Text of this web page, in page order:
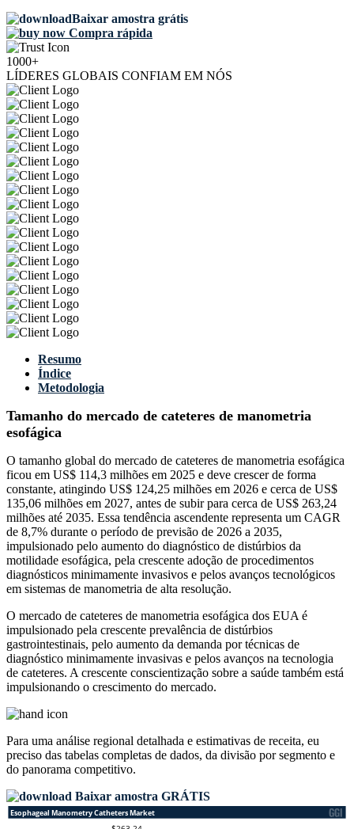
Baixar amostra grátis
Compra rápida
1000+
LÍDERES GLOBAIS CONFIAM EM NÓS
Resumo
Índice
Metodologia
Tamanho do mercado de cateteres de manometria
esofágica
O tamanho global do mercado de cateteres de manometria esofágica
ficou em US$ 114,3 milhões em 2025 e deve crescer de forma
constante, atingindo US$ 124,25 milhões em 2026 e cerca de US$
135,06 milhões em 2027, antes de subir para cerca de US$ 263,24
milhões até 2035. Essa tendência ascendente representa um CAGR
de 8,7% durante o período de previsão de 2026 a 2035,
impulsionado pelo aumento do diagnóstico de distúrbios da
motilidade esofágica, pela crescente adoção de procedimentos
diagnósticos minimamente invasivos e pelos avanços tecnológicos
em sistemas de manometria de alta resolução.
O mercado de cateteres de manometria esofágica dos EUA é
impulsionado pela crescente prevalência de distúrbios
gastrointestinais, pelo aumento da demanda por técnicas de
diagnóstico minimamente invasivas e pelos avanços na tecnologia
de cateteres. A crescente conscientização sobre a saúde também está
impulsionando o crescimento do mercado.
Para uma análise regional detalhada e estimativas de receita, eu
preciso das tabelas completas de dados, da divisão por segmento e
do panorama competitivo.
Baixar amostra GRÁTIS